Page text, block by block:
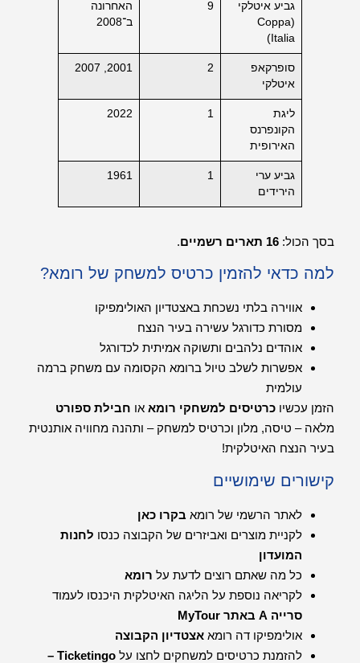
גביע איטלקי
(Coppa
Italia)
9
האחרונה
ב־2008
סופרקאפ
איטלקי
2
2001, 2007
ליגת
הקונפרנס
האירופית
1
2022
גביע ערי
הירידים
1
1961
בסך הכול: 16 תארים רשמיים .
למה כדאי להזמין כרטיס למשחק של רומא?
אווירה בלתי נשכחת באצטדיון האולימפיקו
מסורת כדורגל עשירה בעיר הנצח
אוהדים נלהבים ותשוקה אמיתית לכדורגל
אפשרות לשלב טיול ברומא הקסומה עם משחק ברמה
עולמית
הזמן עכשיו כרטיסים למשחקי רומא או חבילת ספורט
מלאה – טיסה, מלון וכרטיס למשחק – ותהנה מחוויה אותנטית
בעיר הנצח האיטלקית!
קישורים שימושיים
לאתר הרשמי של רומא בקרו כאן
לקניית מוצרים ואביזרים של הקבוצה כנסו לחנות
המועדון
כל מה שאתם רוצים לדעת על רומא
לקריאה נוספת על הליגה האיטלקית היכנסו לעמוד
סרייה A באתר MyTour
אולימפיקו דה רומא אצטדיון הקבוצה
להזמנת כרטיסים למשחקים לחצו על
Ticketingo –